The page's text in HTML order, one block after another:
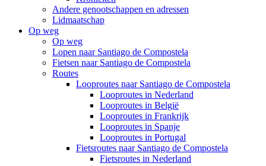
Andere genootschappen en adressen
Lidmaatschap
Op weg
Op weg
Lopen naar Santiago de Compostela
Fietsen naar Santiago de Compostela
Routes
Looproutes naar Santiago de Compostela
Looproutes in Nederland
Looproutes in België
Looproutes in Frankrijk
Looproutes in Spanje
Looproutes in Portugal
Fietsroutes naar Santiago de Compostela
Fietsroutes in Nederland